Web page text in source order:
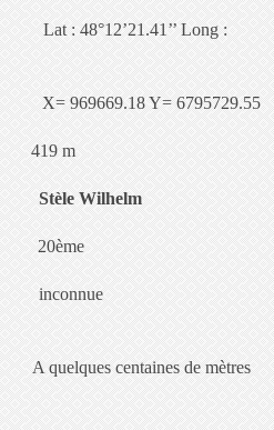
Long :
Y= 6795729.55
m
Stèle Wilhelm
centaines de mètres